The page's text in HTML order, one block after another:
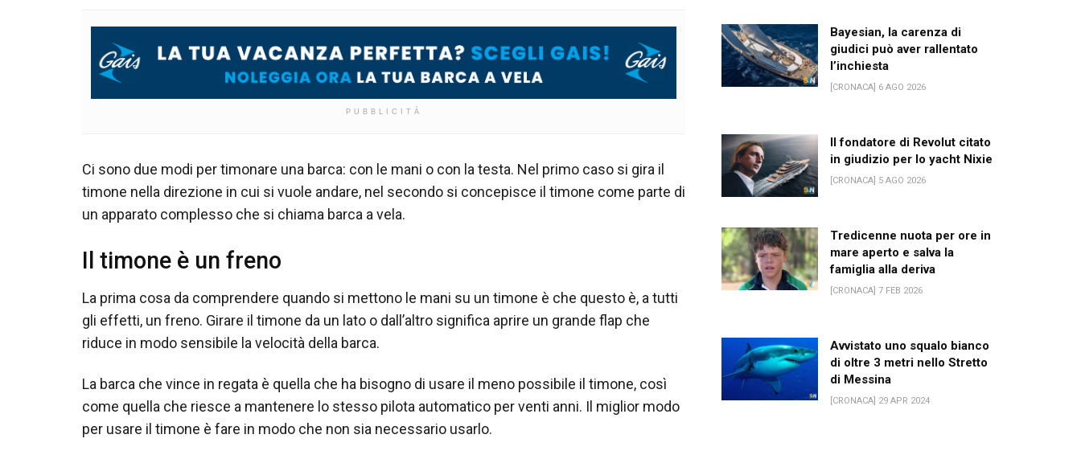
PUBBLICITÀ
Ci sono due modi per timonare una barca: con le mani o con la testa. Nel primo caso si gira il
timone nella direzione in cui si vuole andare, nel secondo si concepisce il timone come parte di
un apparato complesso che si chiama barca a vela.
Il timone è un freno
La prima cosa da comprendere quando si mettono le mani su un timone è che questo è, a tutti
gli effetti, un freno. Girare il timone da un lato o dall’altro significa aprire un grande flap che
riduce in modo sensibile la velocità della barca.
La barca che vince in regata è quella che ha bisogno di usare il meno possibile il timone, così
come quella che riesce a mantenere lo stesso pilota automatico per venti anni. Il miglior modo
per usare il timone è fare in modo che non sia necessario usarlo.
Bayesian, la carenza di
giudici può aver rallentato
l’inchiesta
[CRONACA] 6 AGO 2026
Il fondatore di Revolut citato
in giudizio per lo yacht Nixie
[CRONACA] 5 AGO 2026
Tredicenne nuota per ore in
mare aperto e salva la
famiglia alla deriva
[CRONACA] 7 FEB 2026
Avvistato uno squalo bianco
di oltre 3 metri nello Stretto
di Messina
[CRONACA] 29 APR 2024